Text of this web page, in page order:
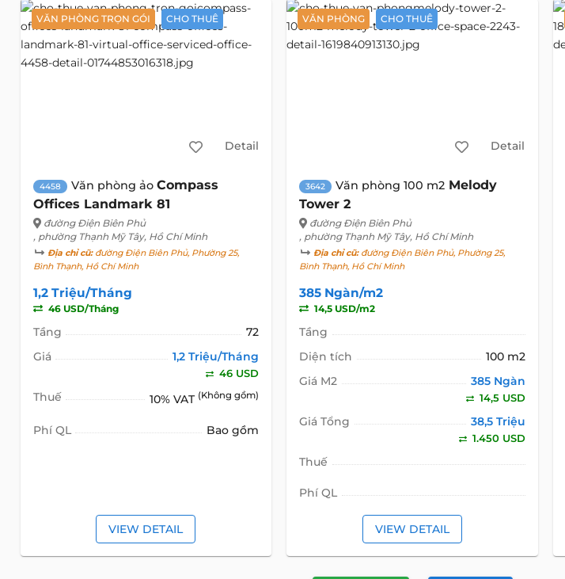
VĂN PHÒNG TRỌN GÓI CHO THUÊ
Detail
4458 Văn phòng ảo Compass
Offices Landmark 81
đường Điện Biên Phủ
, phường Thạnh Mỹ Tây, Hồ Chí Minh
Địa chỉ cũ:đường Điện Biên Phủ, Phường 25,
Bình Thạnh, Hồ Chí Minh
1,2 Triệu/Tháng
46 USD/Tháng
Tầng
72
Giá
1,2 Triệu/Tháng
46 USD
Thuế 10% VAT (Không gồm)
Phí QL Bao gồm
VIEW DETAIL
VĂN PHÒNG CHO THUÊ
Detail
3642 Văn phòng 100 m2 Melody
Tower 2
đường Điện Biên Phủ
, phường Thạnh Mỹ Tây, Hồ Chí Minh
Địa chỉ cũ:đường Điện Biên Phủ, Phường 25,
Bình Thạnh, Hồ Chí Minh
385 Ngàn/m2
14,5 USD/m2
Tầng
Diện tích
100 m2
Giá M2
385 Ngàn
14,5 USD
Giá Tổng 38,5 Triệu
1.450 USD
Thuế
Phí QL
VIEW DETAIL